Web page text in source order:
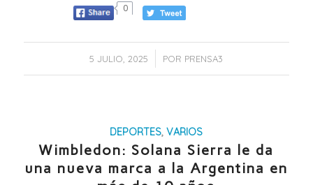
0
5 JULIO, 2025
/ POR PRENSA3
DEPORTES,VARIOS
Wimbledon: Solana Sierra le da
una nueva marca a la Argentina en